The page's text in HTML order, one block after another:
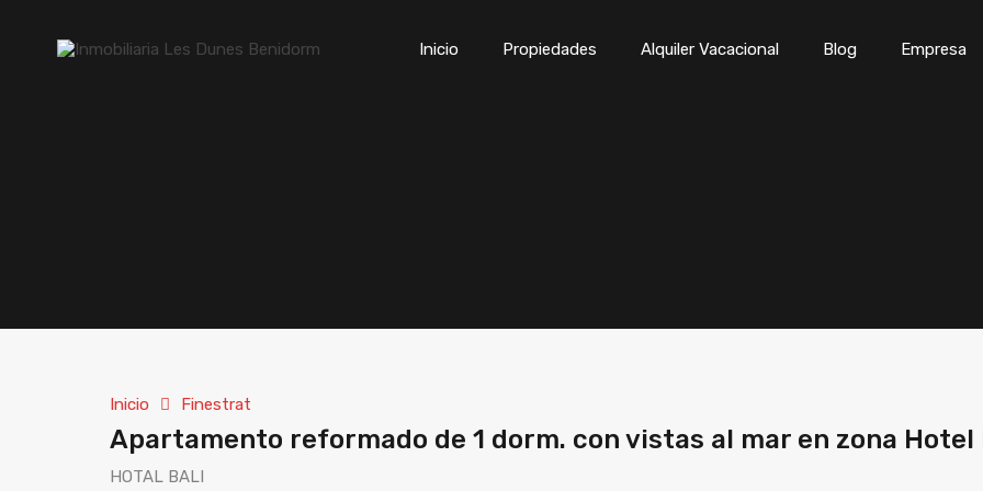
Inicio Propiedades
Inicio Propiedades Alquiler Vacacional Blog Empresa
Inicio Finestrat
Apartamento reformado de 1 dorm. con vistas al mar en zona Hotel
HOTAL BALI